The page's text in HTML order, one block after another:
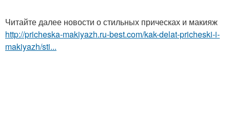
Читайте далее новости о стильных прическах и макияж
http://pricheska-makiyazh.ru-best.com/kak-delat-pricheski-i-
makiyazh/sti...